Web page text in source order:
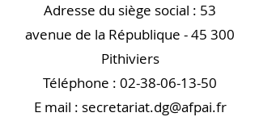
Adresse du siège social : 53
avenue de la République - 45 300
Pithiviers
Téléphone : 02-38-06-13-50
E mail : secretariat.dg@afpai.fr